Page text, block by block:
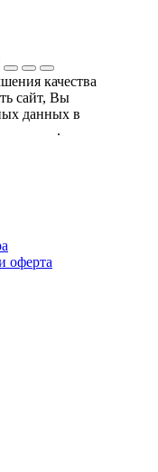
качества
сайт, Вы
данных в
.
оферта